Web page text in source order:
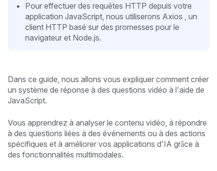
Pour effectuer des requêtes HTTP depuis votre
application JavaScript, nous utiliserons Axios , un
client HTTP basé sur des promesses pour le
navigateur et Node.js.
Dans ce guide, nous allons vous expliquer comment créer
un système de réponse à des questions vidéo à l'aide de
JavaScript.
Vous apprendrez à analyser le contenu vidéo, à répondre
à des questions liées à des événements ou à des actions
spécifiques et à améliorer vos applications d'IA grâce à
des fonctionnalités multimodales.